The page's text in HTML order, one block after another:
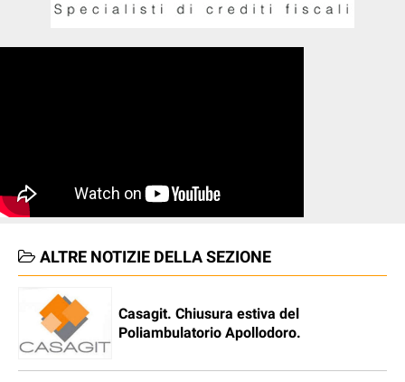
ALTRE NOTIZIE DELLA SEZIONE
Casagit. Chiusura estiva del
Poliambulatorio Apollodoro.